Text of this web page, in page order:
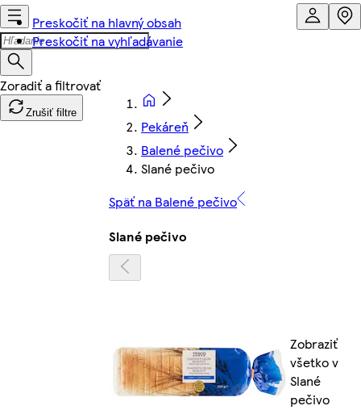
Preskočiť na hlavný obsah
Preskočiť na vyhľadávanie
Zrušiť filtre
Pekáreň
Balené pečivo
Slané pečivo
Späť na Balené pečivo
Slané pečivo
Zobraziť
všetko v
Slané
pečivo